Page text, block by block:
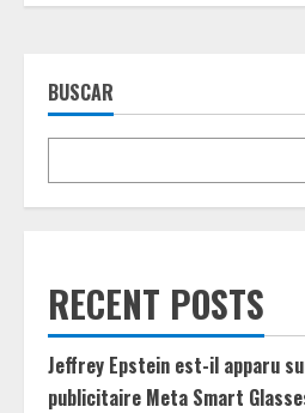
BUSCAR
RECENT POSTS
Jeffrey Epstein est-il apparu
publicitaire Meta Smart